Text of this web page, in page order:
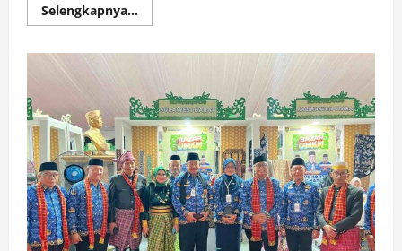
Selengkapnya...Read
more
66
NTB,
Sekda
NTB:
Pentingnya
Kolaborasi
Antarinstansi